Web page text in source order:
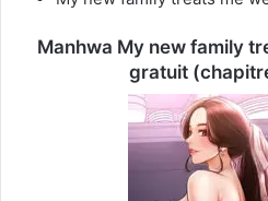
Manhwa My new family
gratuit